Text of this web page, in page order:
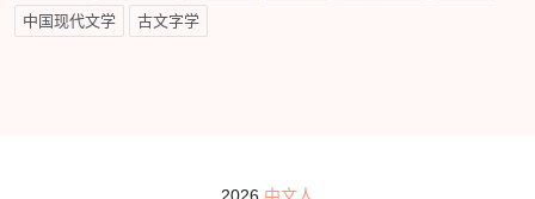
中国现代文学 古文字学